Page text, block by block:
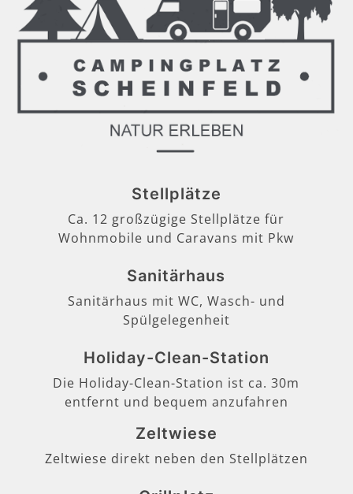
Stellplätze
Ca. 12 großzügige Stellplätze für
Wohnmobile und Caravans mit Pkw
Sanitärhaus
Sanitärhaus mit WC, Wasch- und
Spülgelegenheit
Holiday-Clean-Station
Die Holiday-Clean-Station ist ca. 30m
entfernt und bequem anzufahren
Zeltwiese
Zeltwiese direkt neben den Stellplätzen